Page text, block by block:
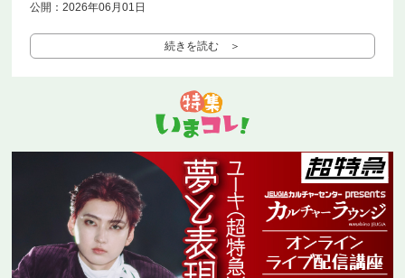
公開：2026年06月01日
続きを読む ＞